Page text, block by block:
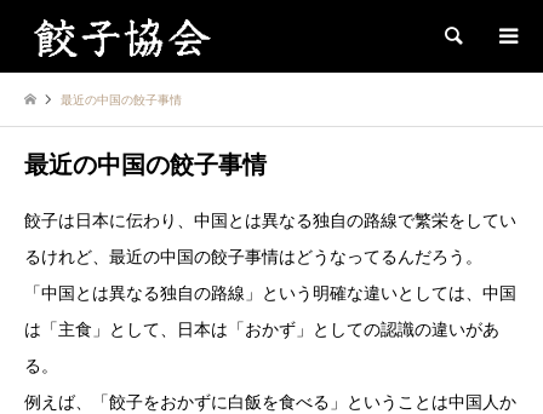
Search
最近の中国の餃子事情
最近の中国の餃子事情
餃子は日本に伝わり、中国とは異なる独自の路線で繁栄をしてい
るけれど、最近の中国の餃子事情はどうなってるんだろう。
「中国とは異なる独自の路線」という明確な違いとしては、中国
は「主食」として、日本は「おかず」としての認識の違いがあ
る。
例えば、「餃子をおかずに白飯を食べる」ということは中国人か